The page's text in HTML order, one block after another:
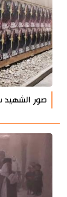
صور الشهيد